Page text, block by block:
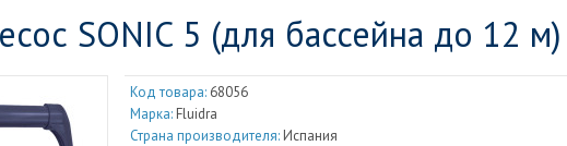
SONIC 5 (для бассейна до 12
Код товара: 68056
Марка: Fluidra
Страна производителя: Испания